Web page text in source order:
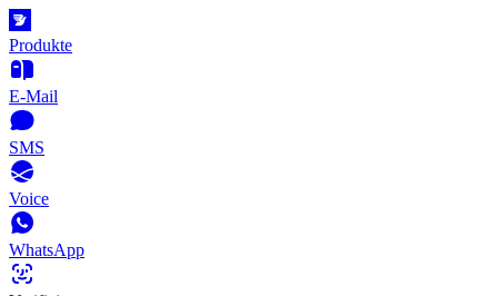
Produkte
E-Mail
SMS
Voice
WhatsApp